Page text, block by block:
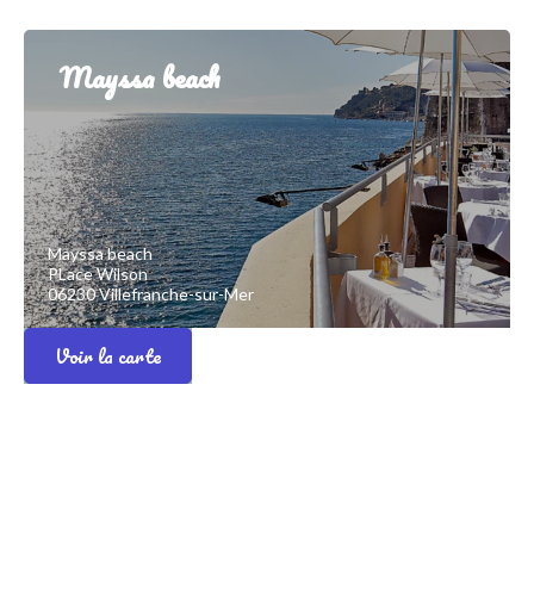
Mayssa beach
Mayssa beach
PLace Wilson
06230 Villefranche-sur-Mer
Voir la carte